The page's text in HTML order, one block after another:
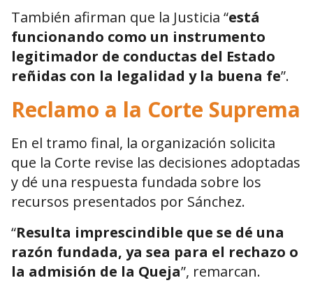
También afirman que la Justicia “está
funcionando como un instrumento
legitimador de conductas del Estado
reñidas con la legalidad y la buena fe”.
Reclamo a la Corte Suprema
En el tramo final, la organización solicita
que la Corte revise las decisiones adoptadas
y dé una respuesta fundada sobre los
recursos presentados por Sánchez.
“Resulta imprescindible que se dé una
razón fundada, ya sea para el rechazo o
la admisión de la Queja”, remarcan.